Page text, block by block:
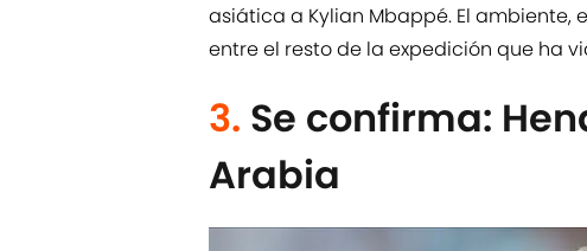
asiática a Kylian Mbappé. El ambiente,
entre el resto de la expedición que ha
3. Se confirma:
Arabia